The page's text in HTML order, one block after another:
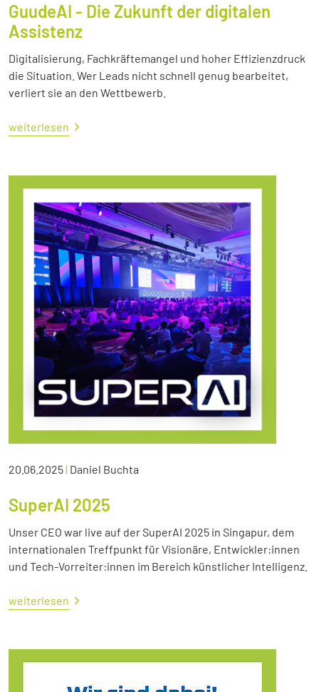
GuudeAI - Die Zukunft der digitalen
Assistenz
Digitalisierung, Fachkräftemangel und hoher Effizienzdruck
die Situation. Wer Leads nicht schnell genug bearbeitet,
verliert sie an den Wettbewerb.
weiterlesen
20.06.2025| Daniel Buchta
SuperAI 2025
Unser CEO war live auf der SuperAI 2025 in Singapur, dem
internationalen Treffpunkt für Visionäre, Entwickler:innen
und Tech-Vorreiter:innen im Bereich künstlicher Intelligenz.
weiterlesen